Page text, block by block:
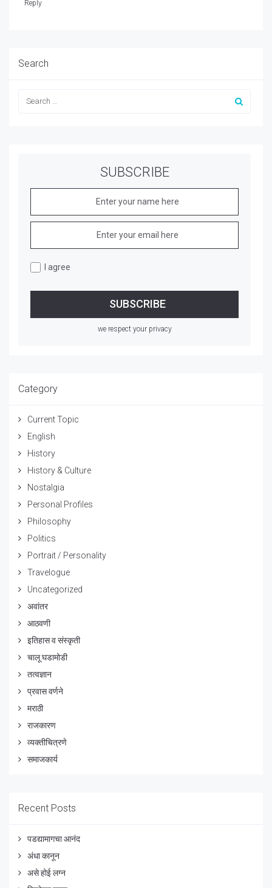
Reply
Search
SUBSCRIBE
I agree
we respect your privacy
Category
Current Topic
English
History
History & Culture
Nostalgia
Personal Profiles
Philosophy
Politics
Portrait / Personality
Travelogue
Uncategorized
अवांतर
आठवणी
इतिहास व संस्कृती
चालू घडामोडी
तत्वज्ञान
प्रवास वर्णने
मराठी
राजकारण
व्यक्तीचित्रणे
समाजकार्य
Recent Posts
पडद्यामागचा आनंद
अंधा कानून
असे होई लग्न